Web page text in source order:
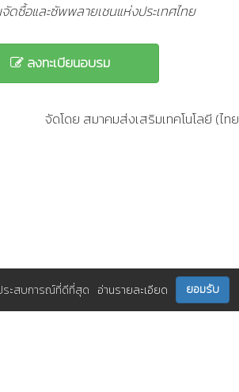
ซื้อและซัพพลายเชนแห่งประเทศไทย
ลงทะเบียนอบรม
จัดโดย สมาคมส่งเสริมเทคโนโลยี (
ระสบการณ์ที่ดีที่สุด อ่านรายละเอียด ยอมรับ